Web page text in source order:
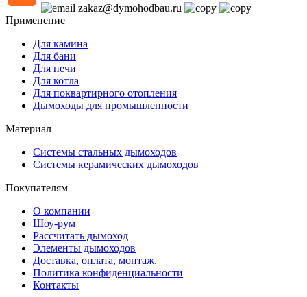
zakaz@dymohodbau.ru
Применение
Для камина
Для бани
Для печи
Для котла
Для поквартирного отопления
Дымоходы для промышленности
Материал
Системы стальных дымоходов
Системы керамических дымоходов
Покупателям
О компании
Шоу-рум
Рассчитать дымоход
Элементы дымоходов
Доставка, оплата, монтаж.
Политика конфиденциальности
Контакты